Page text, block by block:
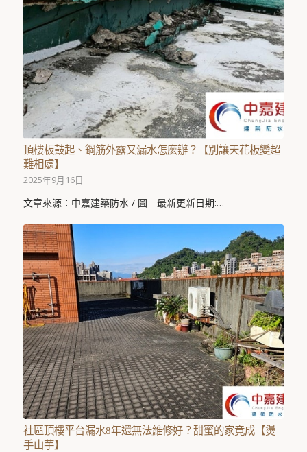
頂樓板鼓起、鋼筋外露又漏水怎麼辦？【別讓天花板變超
難相處】
2025年9月16日
文章來源：中嘉建築防水 / 圖 最新更新日期:…
社區頂樓平台漏水8年還無法維修好？甜蜜的家竟成【燙
手山芋】